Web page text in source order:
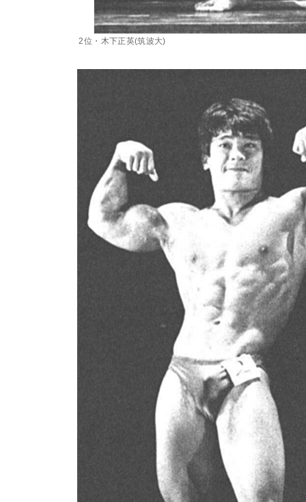
2位・木下正英(筑波大)